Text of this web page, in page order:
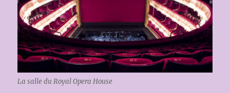
La salle du Royal Opera House